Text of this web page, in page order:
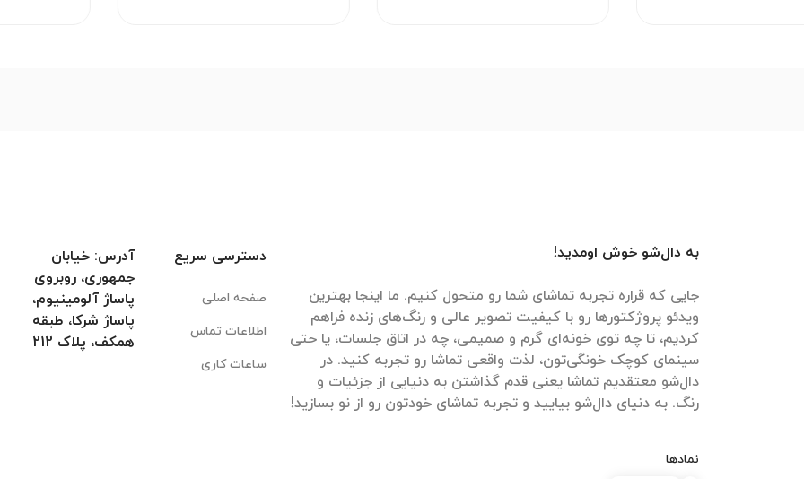
به دال‌شو خوش اومدید!
جایی که قراره تجربه تماشای شما رو متحول کنیم. ما اینجا بهترین
ویدئو پروژکتورها رو با کیفیت تصویر عالی و رنگ‌های زنده فراهم
کردیم، تا چه توی خونه‌ای گرم و صمیمی، چه در اتاق جلسات، یا حتی
سینمای کوچک خونگی‌تون، لذت واقعی تماشا رو تجربه کنید. در
دال‌شو معتقدیم تماشا یعنی قدم گذاشتن به دنیایی از جزئیات و
رنگ. به دنیای دال‌شو بیایید و تجربه تماشای خودتون رو از نو بسازید!
نمادها
دسترسی سریع
صفحه اصلی
اطلاعات تماس
ساعات کاری
آدرس: خیابان
جمهوری، روبروی
پاساژ آلومینیوم،
پاساژ شرکا، طبقه
همکف، پلاک 212